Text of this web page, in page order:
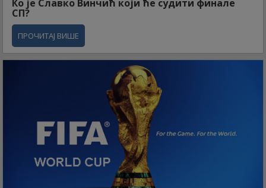
Ко је Славко Винчић који ће судити финале
СП?
ПРОЧИТАЈ ВИШЕ